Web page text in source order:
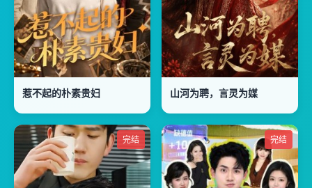
惹不起的朴素贵妇 山河为聘，言灵为媒
完结 完结